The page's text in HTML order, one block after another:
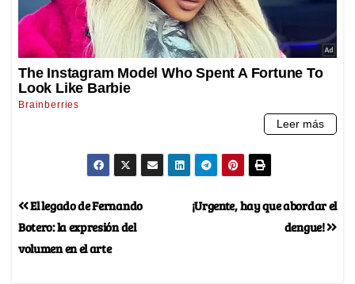
¡Urgente, hay que abordar el
dengue!
El legado de Fernando
Botero: la expresión del
volumen en el arte